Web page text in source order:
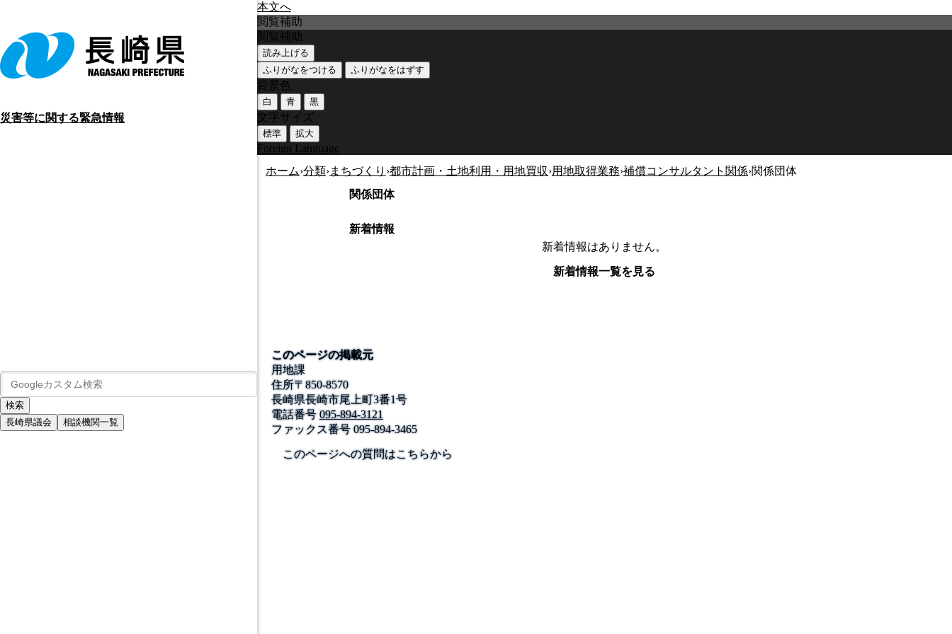
本文へ
災害等に関する緊急情報
長崎県議会 相談機関一覧
閲覧補助
閲覧補助
読み上げる
ふりがなをつける
ふりがなをはずす
背景色
白 青 黒
文字サイズ
標準 拡大
Foreign Language
ホーム›分類›まちづくり ›都市計画・土地利用・用地買収›用地取得業務›補償コンサルタント関係›関係団体
関係団体
新着情報
新着情報はありません。
新着情報一覧を見る
このページの掲載元
用地課
住所〒850-8570
長崎県長崎市尾上町3番1号
電話番号 095-894-3121
ファックス番号095-894-3465
このページへの質問はこちらから
公式SNS
このサイトについて
長崎県庁